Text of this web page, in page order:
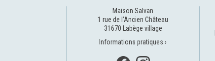
Maison Salvan
1 rue de l’Ancien Château
31670 Labège village
Informations pratiques ›